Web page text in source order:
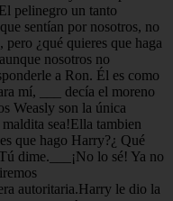
pelinegro un tanto
sentían por nosotros, no
¿qué quieres que haga
nosotros no
a Ron. Él es como
mí, ___ decía el moreno
Weasly son la única
sea!Ella tambien
que hago Harry?¿ Qué
dime.___¡No lo sé! Ya no
autoritaria.Harry le dio la